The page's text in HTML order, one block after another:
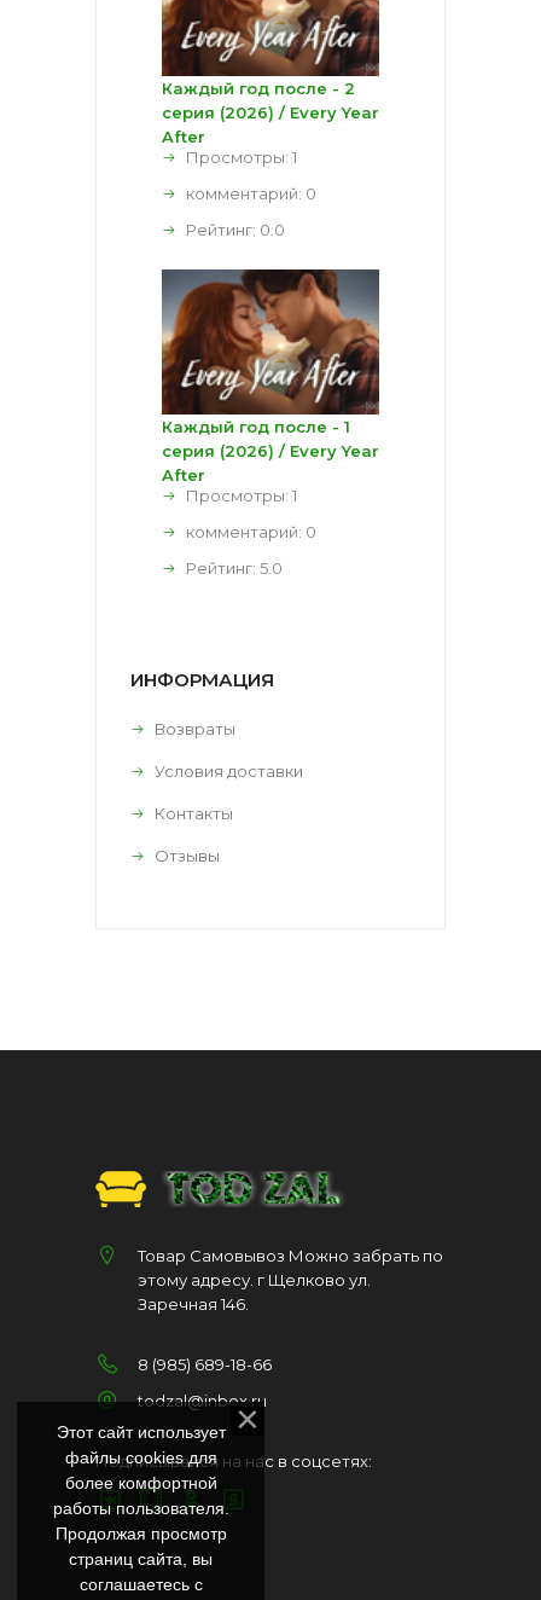
Каждый год после - 2
серия (2026) / Every Year
After
Просмотры: 1
комментарий: 0
Рейтинг: 0.0
Каждый год после - 1
серия (2026) / Every Year
After
Просмотры: 1
комментарий: 0
Рейтинг: 5.0
ИНФОРМАЦИЯ
Возвраты
Условия доставки
Контакты
Отзывы
Товар Самовывоз Можно забрать по
этому адресу. г Щелково ул.
Заречная 146.
8 (985) 689-18-66
todzal@inbox.ru
Подписывайся на нас в соцсетях:
Этот сайт использует
файлы cookies для
более комфортной
работы пользователя.
Продолжая просмотр
страниц сайта, вы
соглашаетесь с